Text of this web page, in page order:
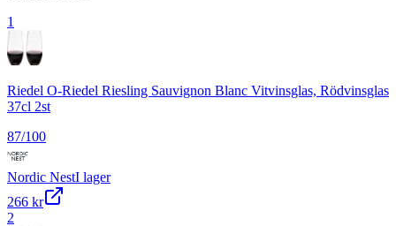
1
Riedel O-Riedel Riesling Sauvignon Blanc Vitvinsglas, Rödvinsglas
37cl 2st
87/100
Nordic NestI lager
266 kr
2